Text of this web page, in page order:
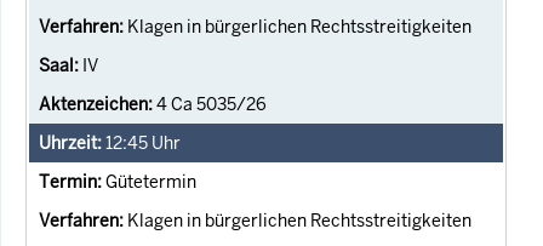
Klagen in bürgerlichen Rechtsstreitigkeiten
IV
4 Ca 5035/26
12:45 Uhr
Gütetermin
Klagen in bürgerlichen Rechtsstreitigkeiten